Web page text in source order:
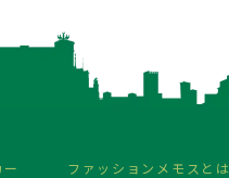
ファッション メモスとは